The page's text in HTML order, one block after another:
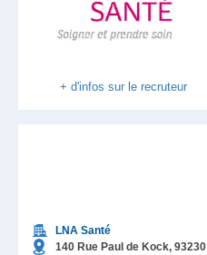
+ d'infos sur le recruteur
LNA Santé
140 Rue Paul de Kock, 93230